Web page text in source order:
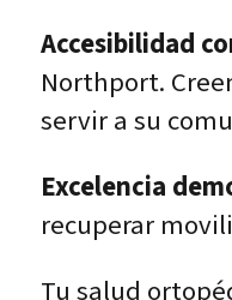
Accesibilidad
Northport.
servir a su
Excelencia
recuperar
Tu salud